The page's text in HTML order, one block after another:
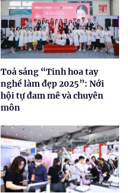
Toả sáng “Tinh hoa tay
nghề làm đẹp 2025”: Nới
hội tự đam mê và chuyên
môn